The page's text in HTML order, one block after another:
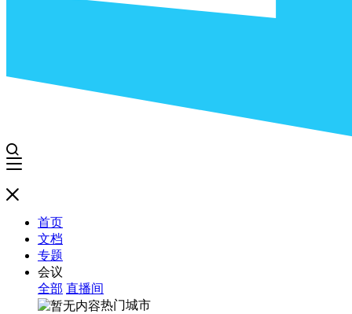
首页
文档
专题
会议
全部 直播间
热门城市